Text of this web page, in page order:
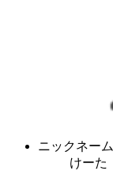
ニックネーム
けーた